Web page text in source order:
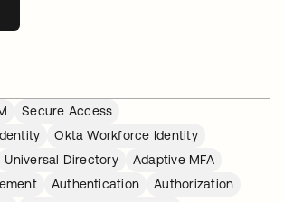
dans un nouvel onglet
Secure Access
Okta Workforce Identity
Universal Directory
Adaptive MFA
Authentication
Authorization